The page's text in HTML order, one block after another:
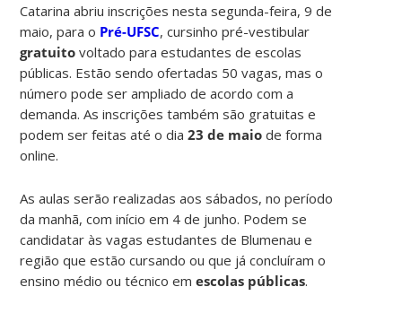
Catarina abriu inscrições nesta segunda-feira, 9 de
maio, para o Pré-UFSC, cursinho pré-vestibular
gratuito voltado para estudantes de escolas
públicas. Estão sendo ofertadas 50 vagas, mas o
número pode ser ampliado de acordo com a
demanda. As inscrições também são gratuitas e
podem ser feitas até o dia23 de maio de forma
online.
As aulas serão realizadas aos sábados, no período
da manhã, com início em 4 de junho. Podem se
candidatar às vagas estudantes de Blumenau e
região que estão cursando ou que já concluíram o
ensino médio ou técnico emescolas públicas.